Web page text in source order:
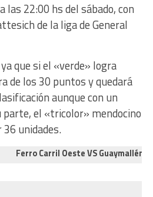
las 22:00 hs del sábado, con
de la liga de General
que si el «verde» logra
de los 30 puntos y quedará
aunque con un
el «tricolor» mendocino
unidades.
Ferro Carril Oeste VS Guaymallén